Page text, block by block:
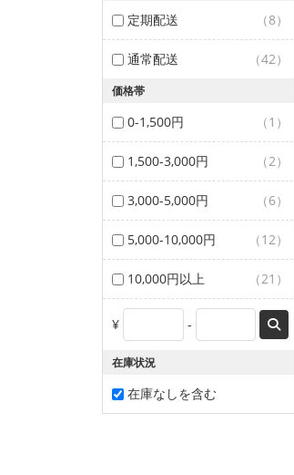
定期配送 （8）
通常配送 （42）
価格帯
0-1,500円 （1）
1,500-3,000円 （2）
3,000-5,000円 （6）
5,000-10,000円 （12）
10,000円以上 （21）
¥ -
在庫状況
在庫なしを含む